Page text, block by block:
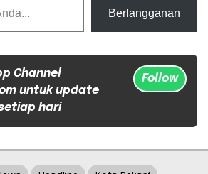
Berlangganan
Channel
untuk update
hari
Follow